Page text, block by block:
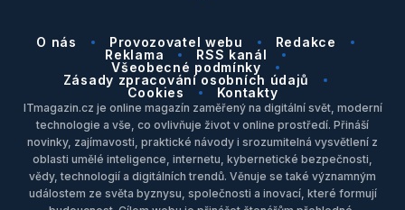
O nás Provozovatel webu
Redakce
Reklama
RSS kanál
Všeobecné podmínky
Zásady zpracování osobních údajů
Cookies
Kontakty
ITmagazin.cz je online magazín zaměřený na digitální svět, moderní
technologie a vše, co ovlivňuje život v online prostředí. Přináší
novinky, zajímavosti, praktické návody i srozumitelná vysvětlení z
oblasti umělé inteligence, internetu, kybernetické bezpečnosti,
vědy, technologií a digitálních trendů. Věnuje se také významným
událostem ze světa byznysu, společnosti a inovací, které formují